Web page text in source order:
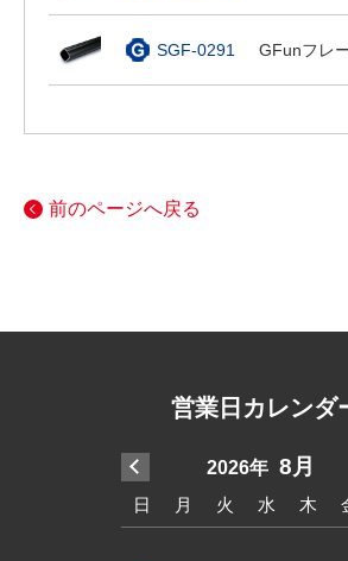
SGF-0291 GFunフレ
前のページへ戻る
営業日カレンダ
2026年 8月
日 月 火 水 木